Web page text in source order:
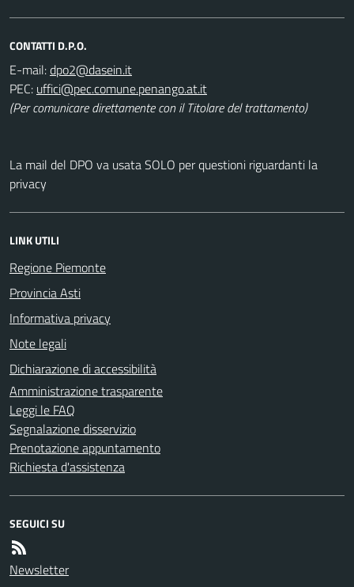
CONTATTI D.P.O.
E-mail:
PEC:
(Per comunicare direttamente con il Titolare del trattamento)
La mail del DPO va usata SOLO per questioni riguardanti la
privacy
LINK UTILI
Regione Piemonte
Provincia Asti
Informativa privacy
Note legali
Dichiarazione di accessibilità
Amministrazione trasparente
Leggi le FAQ
Segnalazione disservizio
Prenotazione appuntamento
Richiesta d'assistenza
SEGUICI SU
Newsletter